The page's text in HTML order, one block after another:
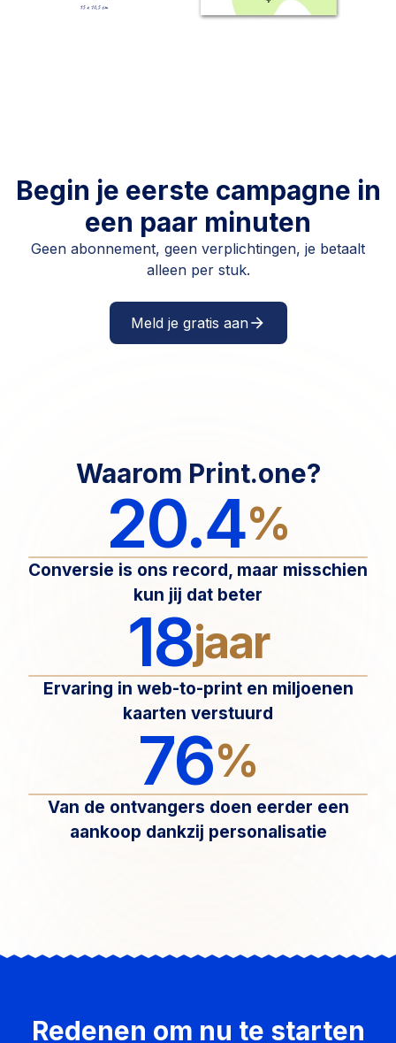
Begin je eerste campagne in
een paar minuten
Geen abonnement, geen verplichtingen, je betaalt
alleen per stuk.
Meld je gratis aanarrow_forward
Waarom Print.one?
20.4%
Conversie is ons record, maar misschien
kun jij dat beter
18jaar
Ervaring in web-to-print en miljoenen
kaarten verstuurd
76%
Van de ontvangers doen eerder een
aankoop dankzij personalisatie
Redenen om nu te starten